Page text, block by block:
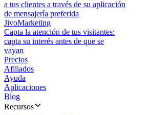
a tus clientes a través de su aplicación
de mensajería preferida
JivoMarketing
Capta la atención de tus visitantes:
capta su interés antes de que se
vayan
Precios
Afiliados
Ayuda
Aplicaciones
Blog
Recursos